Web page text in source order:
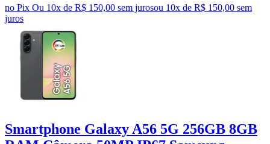
no Pix Ou 10x de R$ 150,00 sem jurosou 10x de R$ 150,00 sem
juros
Smartphone Galaxy A56 5G 256GB 8GB